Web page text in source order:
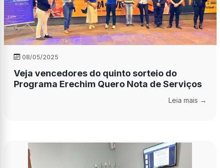
08/05/2025
Veja vencedores do quinto sorteio do
Programa Erechim Quero Nota de Serviços
Leia mais →